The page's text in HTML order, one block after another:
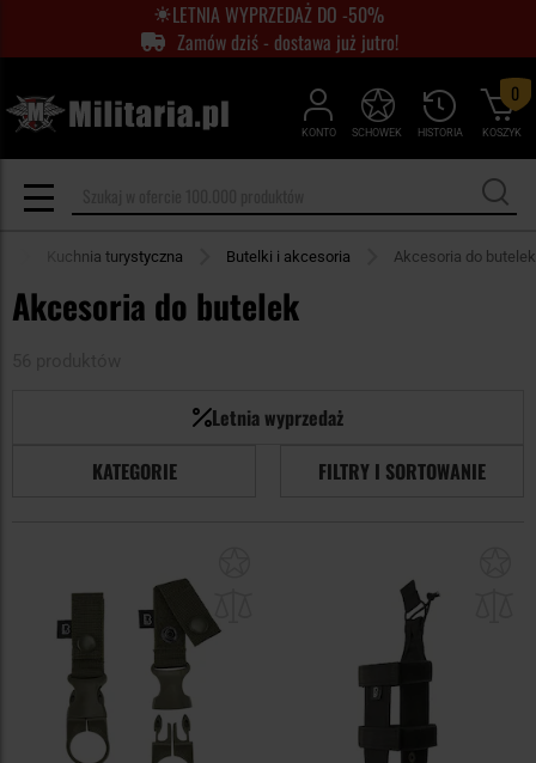
LETNIA WYPRZEDAŻ DO -50%
Zamów dziś - dostawa już jutro!
KONTO HISTORIA
SCHOWEK KOSZYK
0
Kuchnia turystyczna Butelki i akcesoria Akcesoria do butelek
Akcesoria do butelek
Letnia wyprzedaż
KATEGORIE
FILTRY I SORTOWANIE